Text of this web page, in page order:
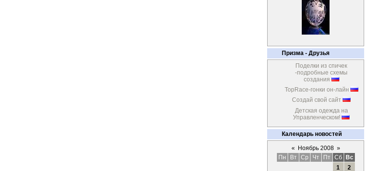
Призма - Друзья
Поделки из спичек
-подробные схемы
создания
TopRace-гонки он-лайн
Создай свой сайт
Детская одежда на
Управленческом!
Календарь новостей
« Ноябрь 2008 »
Пн
Вт Ср Чт Пт Сб
Вс
1
2